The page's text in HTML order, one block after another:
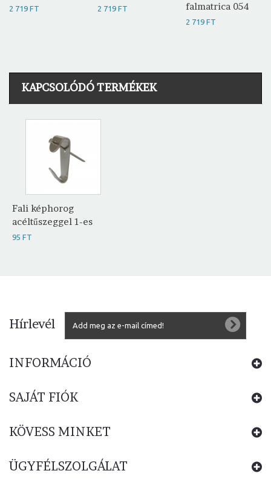
2 719 FT 2 719 FT
falmatrica 054
2 719 FT
KAPCSOLÓDÓ TERMÉKEK
Fali képhorog
acéltűszeggel 1-es
95 FT
Hírlevél
INFORMÁCIÓ
SAJÁT FIÓK
KÖVESS MINKET
ÜGYFÉLSZOLGÁLAT